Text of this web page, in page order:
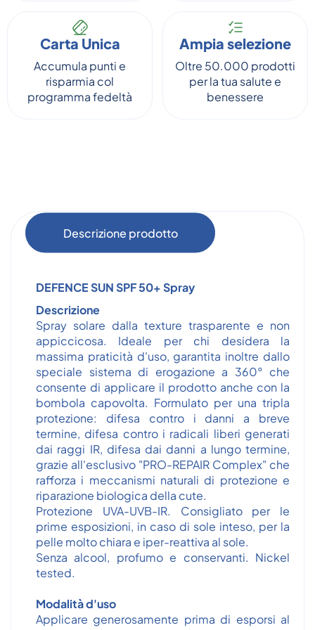
Carta Unica
Accumula punti e
risparmia col
programma fedeltà
Ampia selezione
Oltre 50.000 prodotti
per la tua salute e
benessere
Descrizione prodotto
DEFENCE SUN SPF 50+ Spray
Descrizione
Spray solare dalla texture trasparente e non
appiccicosa. Ideale per chi desidera la
massima praticità d'uso, garantita inoltre dallo
speciale sistema di erogazione a 360° che
consente di applicare il prodotto anche con la
bombola capovolta. Formulato per una tripla
protezione: difesa contro i danni a breve
termine, difesa contro i radicali liberi generati
dai raggi IR, difesa dai danni a lungo termine,
grazie all'esclusivo "PRO-REPAIR Complex" che
rafforza i meccanismi naturali di protezione e
riparazione biologica della cute.
Protezione UVA-UVB-IR. Consigliato per le
prime esposizioni, in caso di sole inteso, per la
pelle molto chiara e iper-reattiva al sole.
Senza alcool, profumo e conservanti. Nickel
tested.
Modalità d'uso
Applicare generosamente prima di esporsi al